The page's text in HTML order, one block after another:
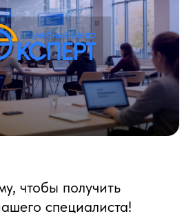
чтобы получить
специалиста!